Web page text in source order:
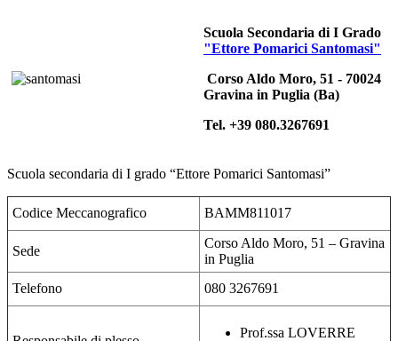
Scuola Secondaria di I Grado
"Ettore Pomarici Santomasi"
Corso Aldo Moro, 51 - 70024
Gravina in Puglia (Ba)
Tel. +39 080.3267691
Scuola secondaria di I grado “Ettore Pomarici Santomasi”
Codice Meccanografico BAMM811017
Sede
Corso Aldo Moro, 51 – Gravina
in Puglia
Telefono
080 3267691
Prof.ssa LOVERRE